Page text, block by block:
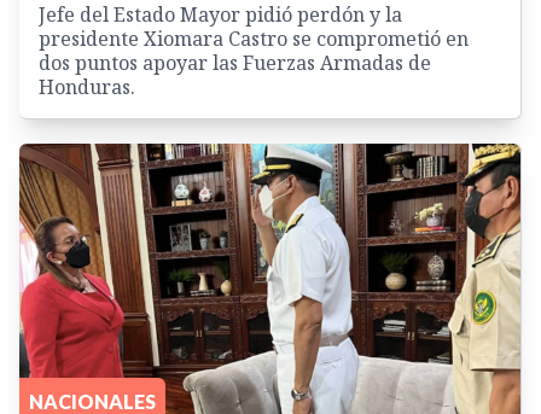
Jefe del Estado Mayor pidió perdón y la
presidente Xiomara Castro se comprometió en
dos puntos apoyar las Fuerzas Armadas de
Honduras.
NACIONALES